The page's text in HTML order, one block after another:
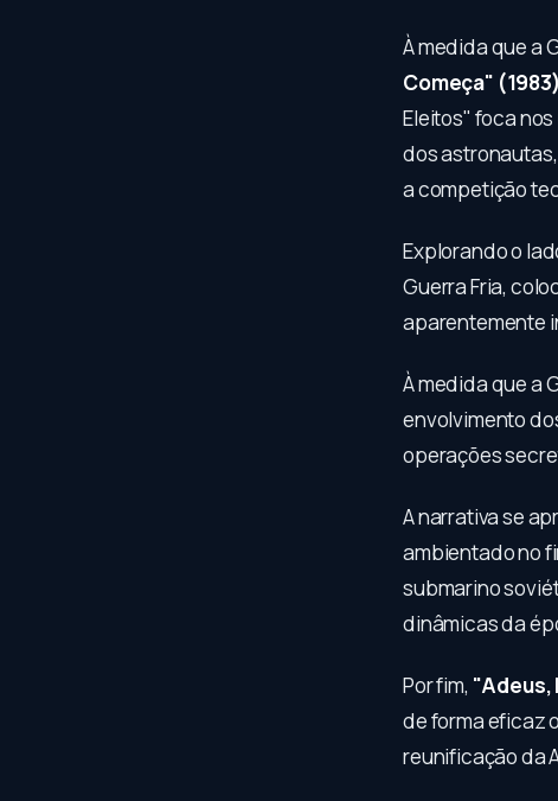
À medida que a
Começa" (1983)
Eleitos" foca
dos
a competição
Explorando o
Guerra Fria,
aparentemente
À medida que a
envolvimento
operações
A narrativa se
ambientado no
submarino
dinâmicas da
Por fim, "Adeus,
de forma eficaz
reunificação da